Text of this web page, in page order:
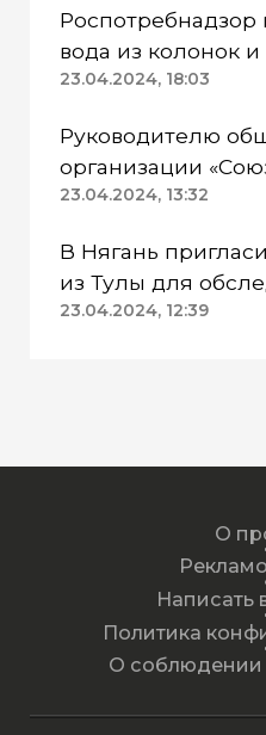
вода из колонок
Казанском
23.04.2024, 18:03
Руководителю
организации
пехотинцев»
23.04.2024, 13:32
В Нягань
из Тулы для обследования здания
ДК «Геолог»
23.04.2024, 12:39
О
Написать
Политика
О соблюдении